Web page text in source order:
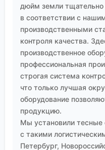
оставаться гибкими,
области модификации
немаловажно,
надежные цепочки
рынок оценит не
предсказуемого и
эпоксидные смолы, при
альтернативах, ещё
фундаментом, на
современной
промышленности.
дюйм земли тщательно
в соответствии с
производственными
контроля качества.
производственное
профессиональная
строгая система
что только лучшая
оборудование
продукцию.
Мы установили тесные
с такими
Петербург,